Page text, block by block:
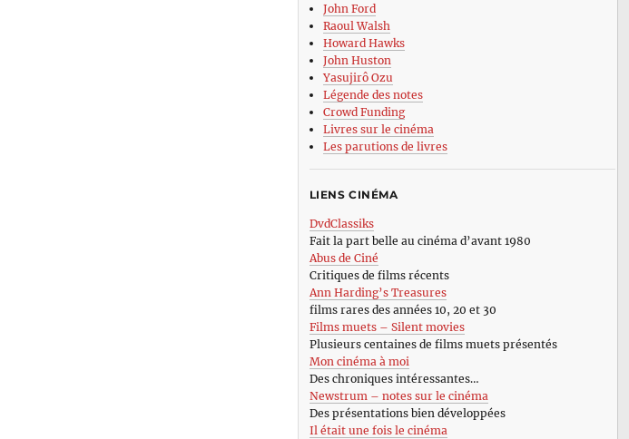
John Ford
Raoul Walsh
Howard Hawks
John Huston
Yasujirô Ozu
Légende des notes
Crowd Funding
Livres sur le cinéma
Les parutions de livres
LIENS CINÉMA
DvdClassiks
Fait la part belle au cinéma d’avant 1980
Abus de Ciné
Critiques de films récents
Ann Harding’s Treasures
films rares des années 10, 20 et 30
Films muets – Silent movies
Plusieurs centaines de films muets présentés
Mon cinéma à moi
Des chroniques intéressantes…
Newstrum – notes sur le cinéma
Des présentations bien développées
Il était une fois le cinéma